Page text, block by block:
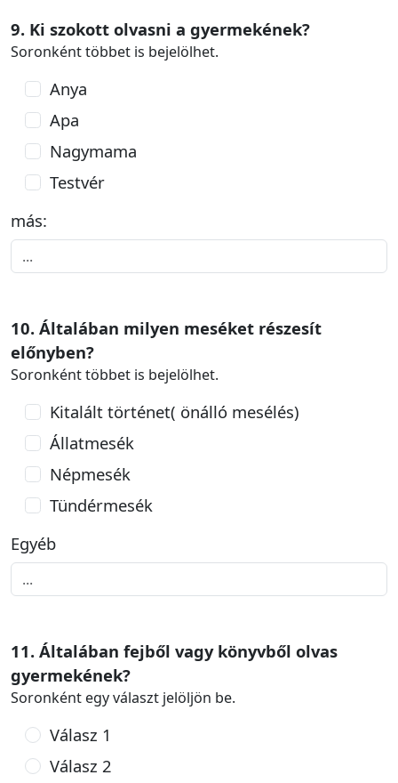
9. Ki szokott olvasni a gyermekének?
Soronként többet is bejelölhet.
Anya
Apa
Nagymama
Testvér
más:
10. Általában milyen meséket részesít
előnyben?
Soronként többet is bejelölhet.
Kitalált történet( önálló mesélés)
Állatmesék
Népmesék
Tündérmesék
Egyéb
11. Általában fejből vagy könyvből olvas
gyermekének?
Soronként egy választ jelöljön be.
Válasz 1
Válasz 2